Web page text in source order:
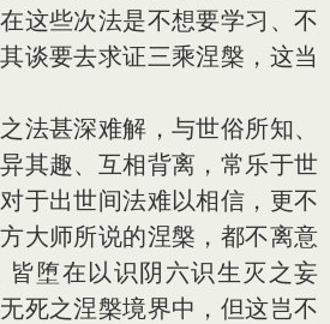
这些次法是不想要学习、不
谈要去求证三乘涅槃，这当
甚深难解，与世俗所知、
其趣、互相背离，常乐于世
于出世间法难以相信，更不
大师所说的涅槃，都不离意
皆堕在以识阴六识生灭之妄
死之涅槃境界中，但这岂不